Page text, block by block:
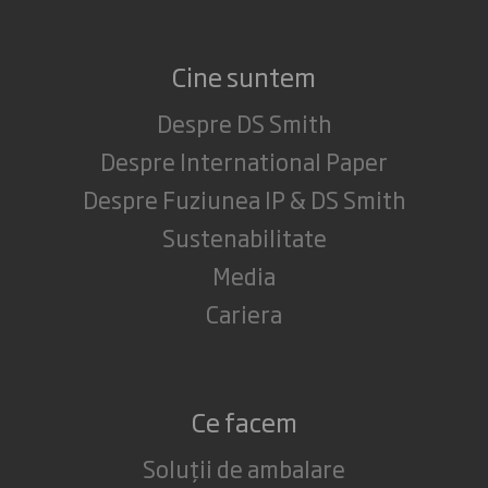
Cine suntem
Despre DS Smith
Despre International Paper
Despre Fuziunea IP & DS Smith
Sustenabilitate
Media
Cariera
Ce facem
Soluții de ambalare